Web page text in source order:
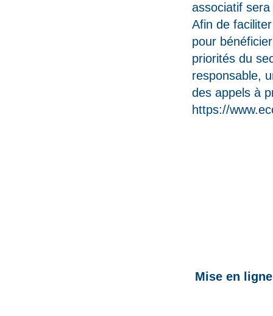
associatif
Afin de
pour
priorités du
responsable,
des appels à
https://
Mise en